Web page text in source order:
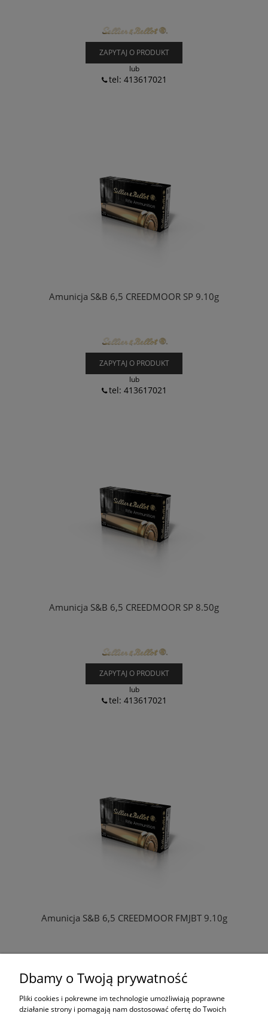
ZAPYTAJ O PRODUKT
lub
tel: 413617021
Amunicja S&B 6,5 CREEDMOOR SP 9.10g
ZAPYTAJ O PRODUKT
lub
tel: 413617021
Amunicja S&B 6,5 CREEDMOOR SP 8.50g
ZAPYTAJ O PRODUKT
lub
tel: 413617021
Amunicja S&B 6,5 CREEDMOOR FMJBT 9.10g
ZAPYTAJ O PRODUKT
lub
tel: 413617021
Dbamy o Twoją prywatność
Pliki cookies i pokrewne im technologie umożliwiają poprawne
działanie strony i pomagają nam dostosować ofertę do Twoich